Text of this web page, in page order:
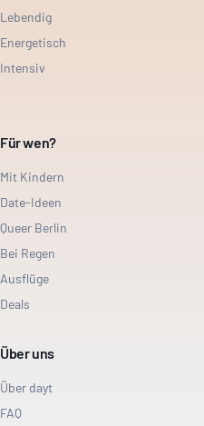
Lebendig
Energetisch
Intensiv
Für wen?
Mit Kindern
Date-Ideen
Queer Berlin
Bei Regen
Ausflüge
Deals
Über uns
Über dayt
FAQ